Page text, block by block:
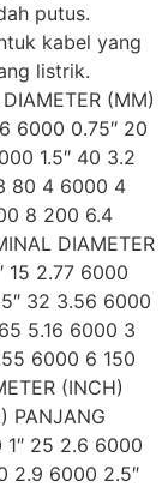
putus.
kabel yang
listrik.
(MM)
6000 0.75″ 20
1.5″ 40 3.2
80 4 6000 4
8 200 6.4
DIAMETER
15 2.77 6000
32 3.56 6000
5.16 6000 3
6000 6 150
(INCH)
PANJANG
25 2.6 6000
2.9 6000 2.5″